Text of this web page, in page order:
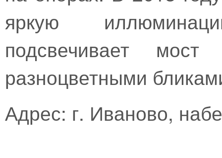
яркую
подсвечивает
разноцветными
Адрес: г. Иваново,